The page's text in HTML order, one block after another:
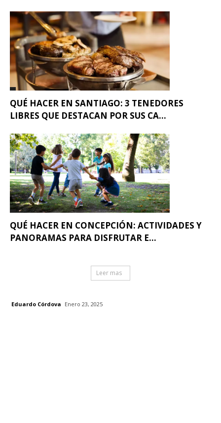
QUÉ HACER EN SANTIAGO: 3 TENEDORES
LIBRES QUE DESTACAN POR SUS CA...
QUÉ HACER EN CONCEPCIÓN: ACTIVIDADES Y
PANORAMAS PARA DISFRUTAR E...
Leer mas
Eduardo Córdova Enero 23, 2025